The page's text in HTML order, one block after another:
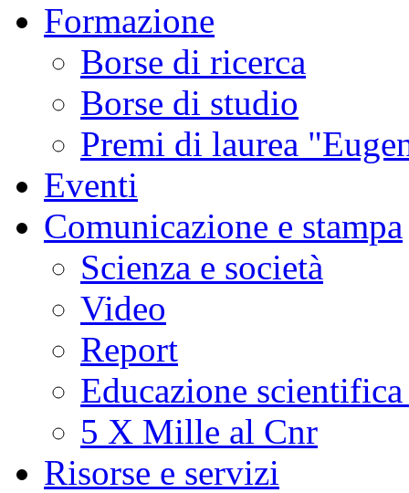
Formazione
Borse di ricerca
Borse di studio
Premi di laurea
Eventi
Comunicazione e stampa
Scienza e società
Video
Report
Educazione
5 X Mille al Cnr
Risorse e servizi